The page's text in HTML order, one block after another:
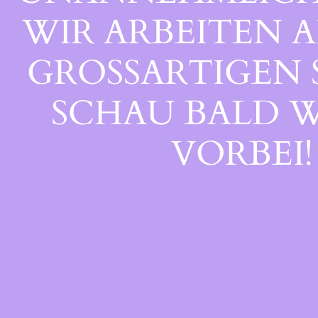
WIR ARBEITEN
GROSSARTIGEN
CHAU BALD
ORBEI!